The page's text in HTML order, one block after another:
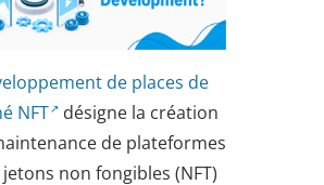
de places de
NFT
désigne la création
de plateformes
non fongibles (NFT)